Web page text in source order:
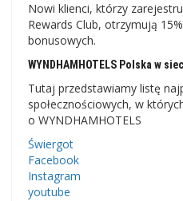
Nowi klienci, którzy
Rewards Club, otrzymują
bonusowych.
WYNDHAMHOTELS Polska w
Tutaj przedstawiamy listę
społecznościowych, w
o WYNDHAMHOTELS
Świergot
Facebook
Instagram
youtube